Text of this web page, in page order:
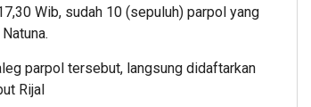
Wib, sudah 10 (sepuluh) parpol yang
parpol tersebut, langsung didaftarkan
Rijal